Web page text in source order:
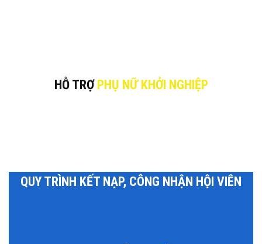
HỖ TRỢPHỤ NỮ KHỞI NGHIỆP
QUY TRÌNH KẾT NẠP, CÔNG NHẬN HỘI VIÊN